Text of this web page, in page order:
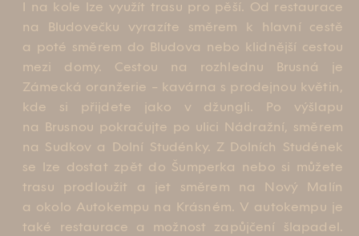
I na kole lze využít trasu pro pěší. Od restaurace
na Bludovečku vyrazíte směrem k hlavní cestě
a poté směrem do Bludova nebo klidnější cestou
mezi domy. Cestou na rozhlednu Brusná je
Zámecká oranžerie – kavárna s prodejnou květin,
kde si přijdete jako v džungli. Po výšlapu
na Brusnou pokračujte po ulici Nádražní, směrem
na Sudkov a Dolní Studénky. Z Dolních Studének
se lze dostat zpět do Šumperka nebo si můžete
trasu prodloužit a jet směrem na Nový Malín
a okolo Autokempu na Krásném. V autokempu je
také restaurace a možnost zapůjčení šlapadel.